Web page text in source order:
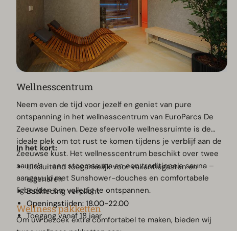
Wellnesscentrum
Neem even de tijd voor jezelf en geniet van pure
ontspanning in het wellnesscentrum van EuroParcs De
Zeeuwse Duinen. Deze sfeervolle wellnessruimte is de
ideale plek om tot rust te komen tijdens je verblijf aan de
Zeeuwse kust. Het wellnesscentrum beschikt over twee
sauna’s – een stoomsauna en een traditionele sauna –
aangevuld met Sunshower-douches en comfortabele
ligbedden om volledig te ontspannen.
In het kort:
Uitsluitend toegankelijk voor vakantiegasten en
eigenaren
Badkleding verplicht
Openingstijden: 18.00-22.00
Toegang vanaf 18 jaar
Wellness pakketten
Om uw bezoek extra comfortabel te maken, bieden wij